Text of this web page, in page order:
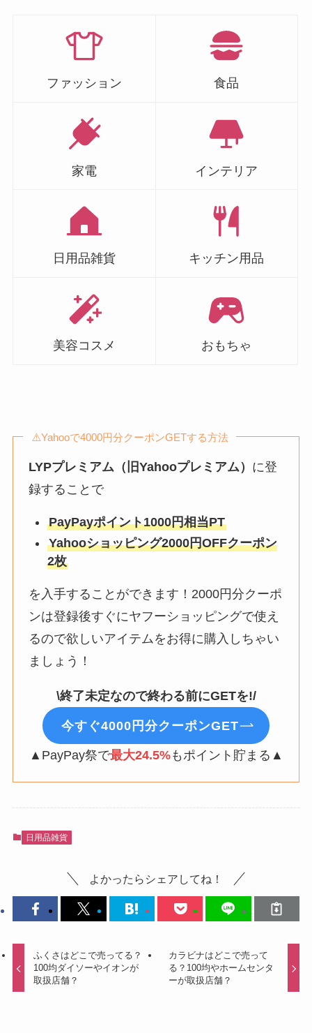
ファッション 食品
家電 インテリア
日用品雑貨 キッチン用品
美容コスメ おもちゃ
⚠️Yahooで4000円分クーポンGETする方法
LYPプレミアム（旧Yahooプレミアム） に登
録することで
PayPayポイント1000円相当PT
Yahooショッピング2000円OFFクーポン
2枚
を入手することができます！2000円分クーポ
ンは登録後すぐにヤフーショッピングで使え
るので欲しいアイテムをお得に購入しちゃい
ましょう！
\終了未定なので終わる前にGETを!/
今すぐ4000円分クーポンGET
▲PayPay祭で最大24.5%もポイント貯まる▲
日用品雑貨
よかったらシェアしてね！
ふくさはどこで売ってる？
100均ダイソーやイオンが
取扱店舗？
カラビナはどこで売って
る？100均やホームセンタ
ーが取扱店舗？